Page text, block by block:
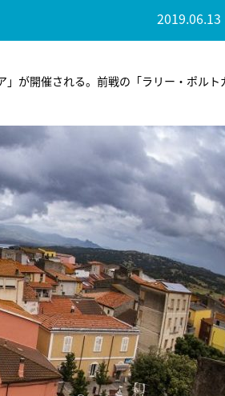
2019.06.13
が開催される。前戦の「ラリー・ポルト
『アイ＝ラブ！げーみんぐ
E齋藤樹愛羅＆佐々木舞香
ビュー